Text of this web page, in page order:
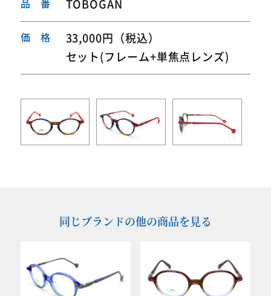
品 番 TOBOGAN
価 格
33,000円（税込）
セット(フレーム+単焦点レンズ)
同じブランドの他の商品を見る